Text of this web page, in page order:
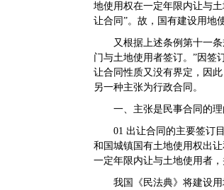
地使用权在一定年限内让与
让合同”。故，国有建设用地
又根据上述条例第十一
门与土地使用者签订。”因签
让合同性质又没有界定， 因
另一种主张为行政合同。
一、主张是民事合同的理
01 出让合同的主要签订
和国城镇国有土地使用权出
一定年限内让与土地使用者
我国《民法典》将建设